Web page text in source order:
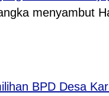
menyambut
BPD Desa